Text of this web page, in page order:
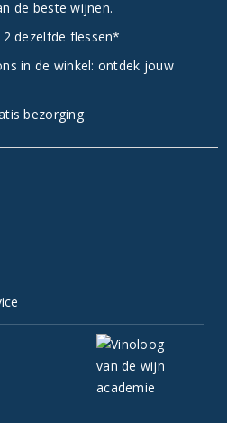
de beste wijnen.
dezelfde flessen*
in de winkel: ontdek jouw
bezorging